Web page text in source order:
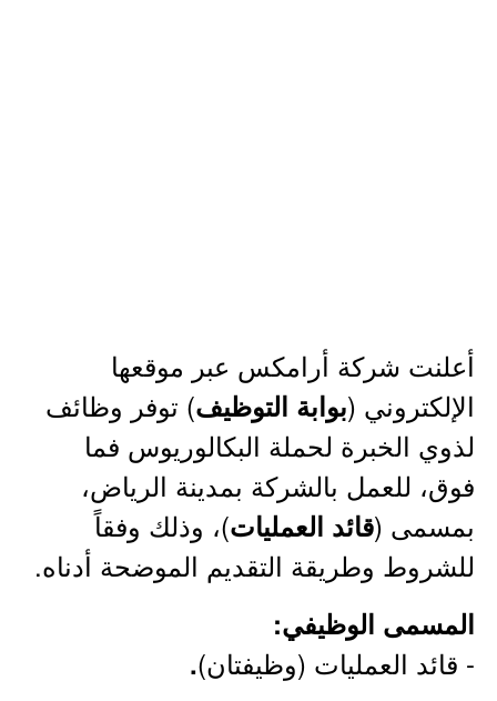
أعلنت شركة أرامكس عبر موقعها
الإلكتروني (بوابة التوظيف) توفر وظائف
لذوي الخبرة لحملة البكالوريوس فما
فوق، للعمل بالشركة بمدينة الرياض،
بمسمى (قائد العمليات)، وذلك وفقاً
للشروط وطريقة التقديم الموضحة أدناه.
المسمى الوظيفي:
- قائد العمليات (وظيفتان).